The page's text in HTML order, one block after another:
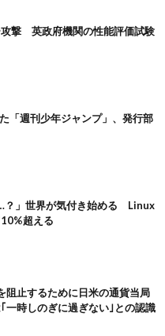
撃 英政府機関の性能評価試験
「週刊少年ジャンプ」、発行部
？」世界が気付き始める Linux
超える
阻止するために日米の通貨当局
一時しのぎに過ぎない｣との認識